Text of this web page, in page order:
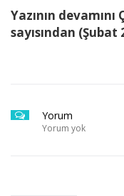
Yazının
sayısından
Yorum
Yorum yok